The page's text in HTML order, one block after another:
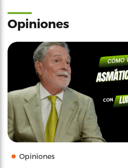
Opiniones
Opiniones